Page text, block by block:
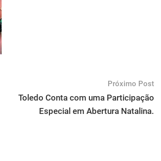
Próximo Post
Toledo Conta com uma Participação
Especial em Abertura Natalina.